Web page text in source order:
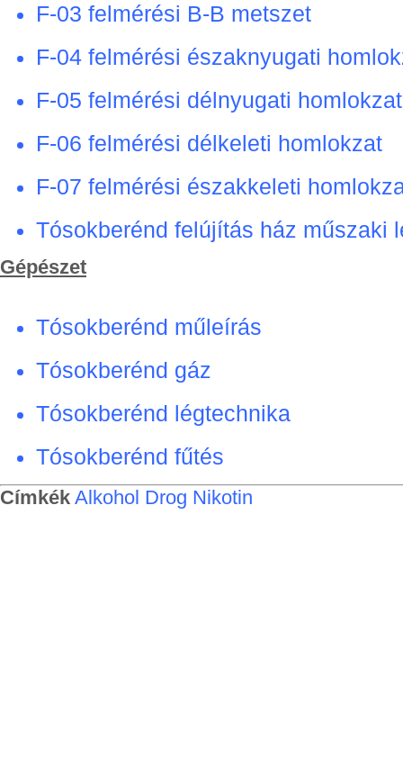
F-03 felmérési B-B metszet
F-04 felmérési északnyugati
F-05 felmérési délnyugati homlokzat
F-06 felmérési délkeleti homlokzat
F-07 felmérési északkeleti
Tósokberénd felújítás ház műszaki
Gépészet
Tósokberénd műleírás
Tósokberénd gáz
Tósokberénd légtechnika
Tósokberénd fűtés
Címkék Alkohol Drog Nikotin